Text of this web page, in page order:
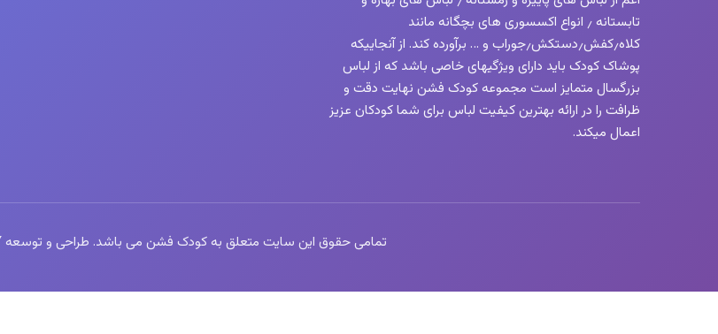
تابستانه ٫ انواع اکسسوری های بچگانه مانند
کلاه٫کفش٫دستکش٫جوراب و … برآورده کند. از آنجاییکه
پوشاک کودک باید دارای ویژگیهای خاصی باشد که از لباس
بزرگسال متمایز است مجموعه کودک فشن نهایت دقت و
ظرافت را در ارائه بهترین کیفیت لباس برای شما کودکان عزیز
اعمال میکند.
تمامی حقوق این سایت متعلق به کودک فشن می باشد. طراحی و توسعه https://t.me/HashemiPY